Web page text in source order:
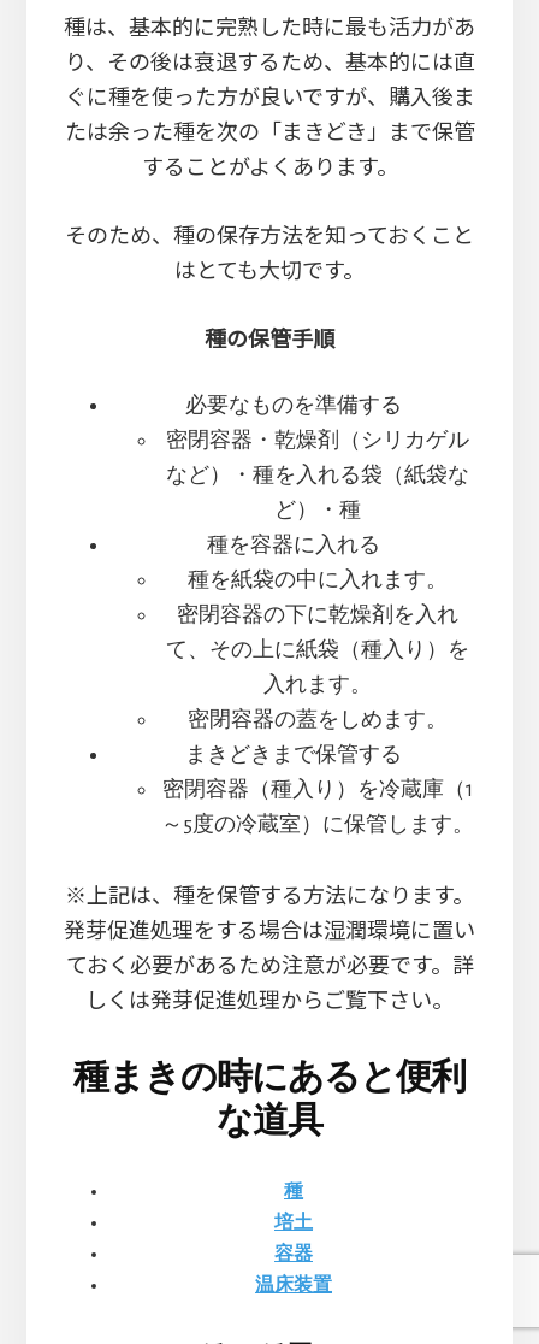
種は、基本的に完熟した時に最も活力があ
り、その後は衰退するため、基本的には直
ぐに種を使った方が良いですが、購入後ま
たは余った種を次の「まきどき」まで保管
することがよくあります。
そのため、種の保存方法を知っておくこと
はとても大切です。
種の保管手順
必要なものを準備する
密閉容器・乾燥剤（‪シリカゲル
など）・種を入れる袋（紙袋な
ど）・種
種を容器に入れる
種を紙袋の中に入れます。
密閉容器の下に乾燥剤を入れ
て、その上に紙袋（種入り）を
入れます。
密閉容器の蓋をしめます。
まきどきまで保管する
密閉容器（種入り）を冷蔵庫（1
～5度の冷蔵室）に保管します。
※上記は、種を保管する方法になります。
発芽促進処理をする場合は湿潤環境に置い
ておく必要があるため注意が必要です。詳
しくは発芽促進処理からご覧下さい。
種まきの時にあると便利
な道具
種
培土
容器
温床装置